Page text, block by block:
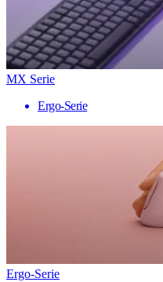
MX Serie
Ergo-Serie
Ergo-Serie